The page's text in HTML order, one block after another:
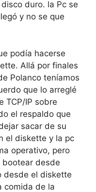
duro. la Pc se
y no se que
podía hacerse
Allá por finales
Polanco teníamos
que lo arreglé
TCP/IP sobre
el respaldo que
sacar de su
el diskette y la pc
operativo, pero
bootear desde
desde el diskette
comida de la